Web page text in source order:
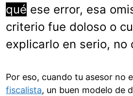
qué ese error, esa
criterio fue doloso o
explicarlo en serio, no
Por eso, cuando tu asesor no
fiscalista, un buen modelo de